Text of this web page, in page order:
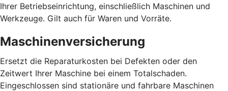
Ihrer Betriebseinrichtung, einschließlich Maschinen und
Werkzeuge. Gilt auch für Waren und Vorräte.
Maschinenversicherung
Ersetzt die Reparaturkosten bei Defekten oder den
Zeitwert Ihrer Maschine bei einem Totalschaden.
Eingeschlossen sind stationäre und fahrbare Maschinen